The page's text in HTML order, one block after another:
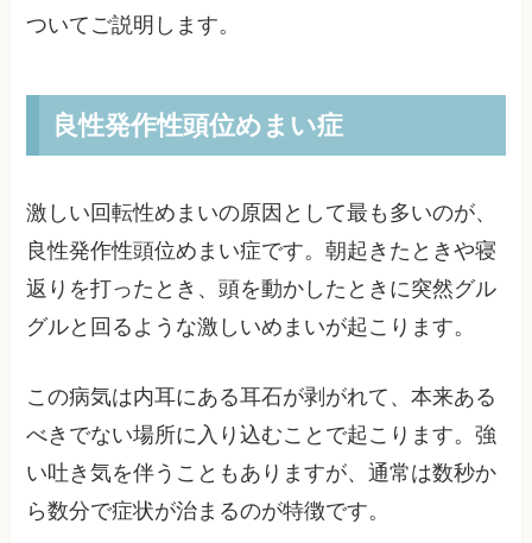
ついてご説明します。
良性発作性頭位めまい症
激しい回転性めまいの原因として最も多いのが、
良性発作性頭位めまい症です。朝起きたときや寝
返りを打ったとき、頭を動かしたときに突然グル
グルと回るような激しいめまいが起こります。
この病気は内耳にある耳石が剥がれて、本来ある
べきでない場所に入り込むことで起こります。強
い吐き気を伴うこともありますが、通常は数秒か
ら数分で症状が治まるのが特徴です。